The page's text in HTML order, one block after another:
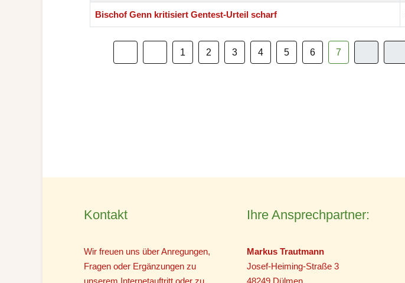
Bischof Genn kritisiert Gentest-Urteil scharf
1 2 3 4 5 6 7
Kontakt
Wir freuen uns über Anregungen,
Fragen oder Ergänzungen zu
unserem Internetauftritt oder zu
Ihre Ansprechpartner:
Markus Trautmann
Josef-Heiming-Straße 3
48249 Dülmen